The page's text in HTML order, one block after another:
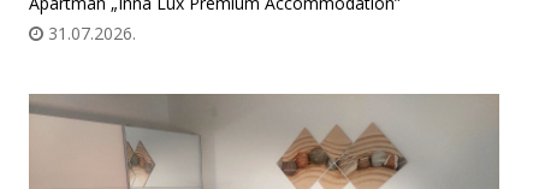
31.07.2026.